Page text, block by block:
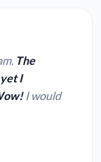
The
I
I would